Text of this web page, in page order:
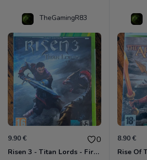
TheGamingR83
9.90 € 0
Risen 3 - Titan Lords - First Edition Xbox 360
8.90 €